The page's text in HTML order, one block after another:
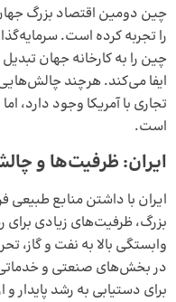
چین دومین اقتصاد بزرگ
را تجربه کرده است.
چین را به کارخانه جهان
ایفا می‌کند. هرچند
است.
ایران: ظرفیت‌ها و
ایران با داشتن منابع طبیعی
بزرگ، ظرفیت‌های زیادی برای
وابستگی بالا به نفت و گاز،
در بخش‌های صنعتی و خدماتی
برای دستیابی به رشد پایدار و